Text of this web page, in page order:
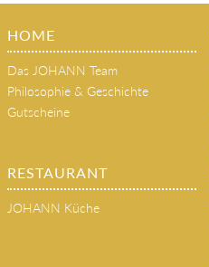
HOME
Das JOHANN Team
Philosophie & Geschichte
Gutscheine
RESTAURANT
JOHANN Küche